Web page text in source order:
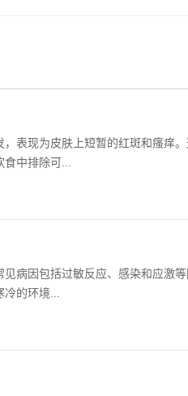
表现为皮肤上短暂的红斑和瘙痒
中排除可...
病因包括过敏反应、感染和应激
的环境...